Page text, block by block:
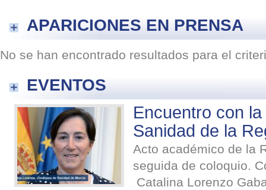
APARICIONES EN PRENSA
No se han encontrado resultados para el
EVENTOS
Encuentro con
Sanidad de la
Acto académico de la
seguida de coloquio.
Catalina Lorenzo